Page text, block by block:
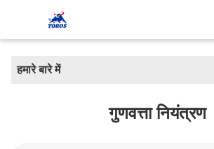
हमारे बारे में
गुणवत्ता नियंत्रण